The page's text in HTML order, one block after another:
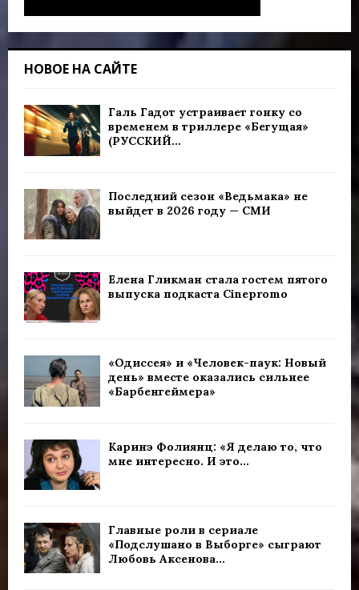
НОВОЕ НА САЙТЕ
Галь Гадот устраивает гонку со
временем в триллере «Бегущая»
(РУССКИЙ...
Последний сезон «Ведьмака» не
выйдет в 2026 году — СМИ
Елена Гликман стала гостем пятого
выпуска подкаста Cinepromo
«Одиссея» и «Человек-паук: Новый
день» вместе оказались сильнее
«Барбенгеймера»
Каринэ Фолиянц: «Я делаю то, что
мне интересно. И это...
Главные роли в сериале
«Подслушано в Выборге» сыграют
Любовь Аксенова...